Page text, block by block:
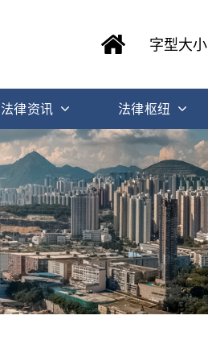
字型大小
法律资讯 法律枢纽